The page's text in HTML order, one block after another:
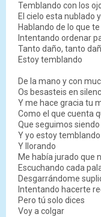
Temblando con los
El cielo esta nublado
Hablando de lo que
Intentando ordenar
Tanto daño, tanto
Estoy temblando
De la mano y con
Os besasteis en
Y me hace gracia tu
Como el que cuenta
Que seguimos
Y yo estoy temblando
Y llorando
Me había jurado que
Escuchando cada
Desgarrándome
Intentando hacerte
Pero tú solo dices
Voy a colgar